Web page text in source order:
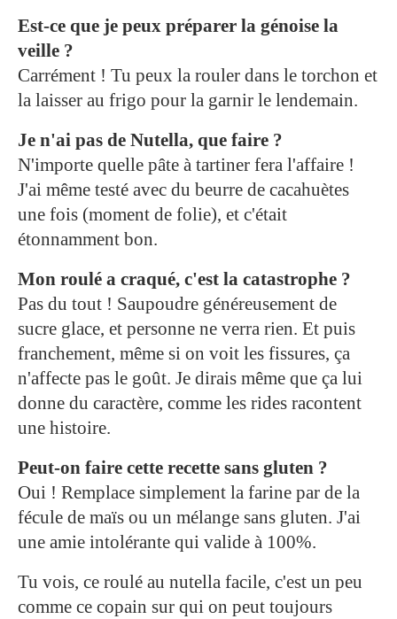
Est-ce que je peux préparer la génoise la
veille ?
Carrément ! Tu peux la rouler dans le torchon et
la laisser au frigo pour la garnir le lendemain.
Je n'ai pas de Nutella, que faire ?
N'importe quelle pâte à tartiner fera l'affaire !
J'ai même testé avec du beurre de cacahuètes
une fois (moment de folie), et c'était
étonnamment bon.
Mon roulé a craqué, c'est la catastrophe ?
Pas du tout ! Saupoudre généreusement de
sucre glace, et personne ne verra rien. Et puis
franchement, même si on voit les fissures, ça
n'affecte pas le goût. Je dirais même que ça lui
donne du caractère, comme les rides racontent
une histoire.
Peut-on faire cette recette sans gluten ?
Oui ! Remplace simplement la farine par de la
fécule de maïs ou un mélange sans gluten. J'ai
une amie intolérante qui valide à 100%.
Tu vois, ce roulé au nutella facile, c'est un peu
comme ce copain sur qui on peut toujours